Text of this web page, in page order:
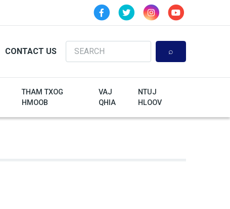
CONTACT US
Search
THAM TXOG
HMOOB
VAJ
QHIA
NTUJ
HLOOV